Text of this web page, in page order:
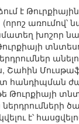
է Թուրքիային
առումով՝
խոշոր
Շահին
հանդիպման
Թուրքիայի
է՝